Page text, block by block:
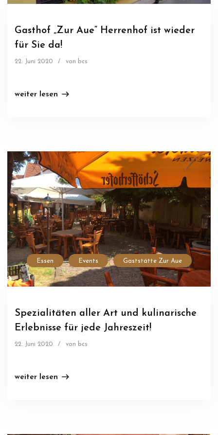
Gasthof „Zur Aue“ Herrenhof ist wieder
für Sie da!
22. Juni 2020 / von bcs
weiter lesen
Essen Events Gaststätte Zur Aue
Spezialitäten aller Art und kulinarische
Erlebnisse für jede Jahreszeit!
22. Juni 2020 / von bcs
weiter lesen